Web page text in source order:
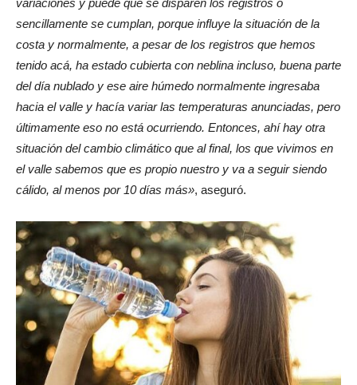
variaciones y puede que se disparen los registros o
sencillamente se cumplan, porque influye la situación de la
costa y normalmente, a pesar de los registros que hemos
tenido acá, ha estado cubierta con neblina incluso, buena parte
del día nublado y ese aire húmedo normalmente ingresaba
hacia el valle y hacía variar las temperaturas anunciadas, pero
últimamente eso no está ocurriendo. Entonces, ahí hay otra
situación del cambio climático que al final, los que vivimos en
el valle sabemos que es propio nuestro y va a seguir siendo
cálido, al menos por 10 días más», aseguró.